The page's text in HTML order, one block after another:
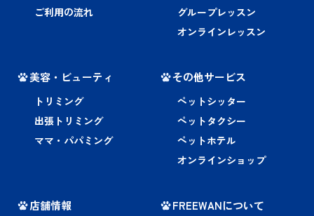
ご利用の流れ
グループレッスン
オンラインレッスン
美容・ビューティ
トリミング
出張トリミング
ママ・パパミング
その他サービス
ペットシッター
ペットタクシー
ペットホテル
オンラインショップ
店舗情報 FREEWANについて